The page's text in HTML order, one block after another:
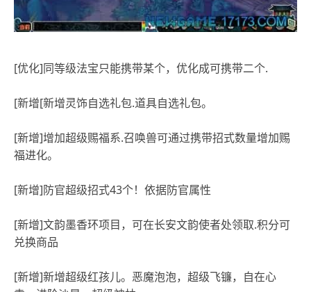
[优化]同等级法宝只能携带某个，优化成可携带二个.
[新增[新增灵饰自选礼包.道具自选礼包。
[新增]增加超级赐福系.召唤兽可通过携带招式数量增加赐
福进化。
[新增]防官超级招式43个！依据防官属性
[新增]文韵墨香环项目，可在长安文韵使者处领取.积分可
兑换商品
[新增]新增超级红孩儿。恶魔泡泡，超级飞镰，自在心